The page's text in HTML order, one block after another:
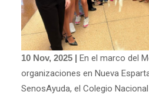
10 Nov, 2025 | En el marco del
organizaciones en Nueva
SenosAyuda, el Colegio